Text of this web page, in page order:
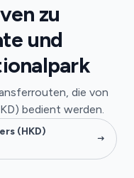
zu
und
die von
bedient werden.
(HKD)